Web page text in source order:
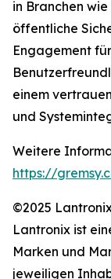
in Branchen
öffentliche
Engagement
einem
und
Weitere
https://
©2025
Lantronix ist
Marken und
jeweiligen